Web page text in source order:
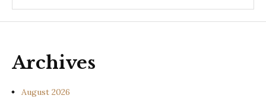
Archives
August 2026